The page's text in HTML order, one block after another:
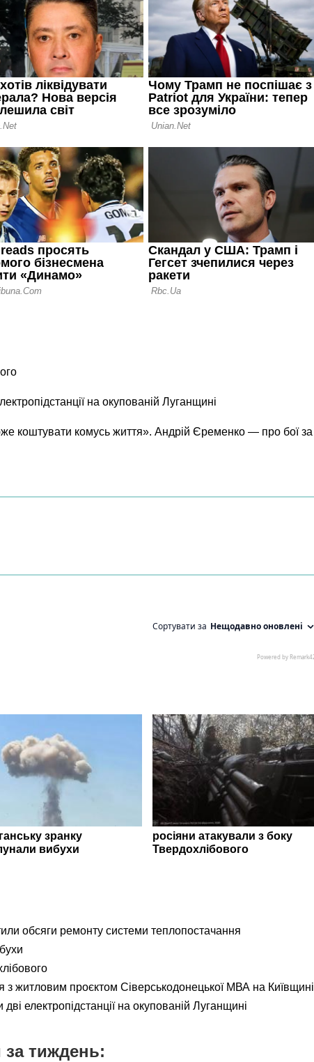
на окупованій Луганщині
коштувати комусь життя». Андрій Єременко — про бої за
зранку
вибухи
росіяни атакували з боку
Твердохлібового
обсяги ремонту системи теплопостачання
з житловим проєктом Сіверськодонецької МВА на Київщині
електропідстанції на окупованій Луганщині
тиждень: